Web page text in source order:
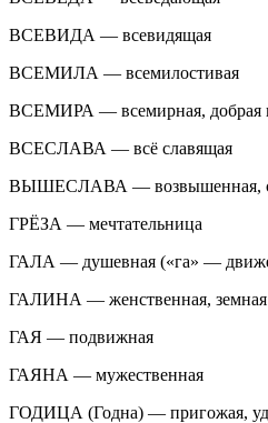
ВСЕВИДА — всевидящая
ВСЕМИЛА — всемилостивая
ВСЕМИРА — всемирная, добрая
ВСЕСЛАВА — всё славящая
ВЫШЕСЛАВА — возвышенная,
ГРЁЗА — мечтательница
ГАЛА — душевная («га» —
ГАЛИНА — женственная, земная
ГАЯ — подвижная
ГАЯНА — мужественная
ГОДИЦА (Годна) — пригожая,